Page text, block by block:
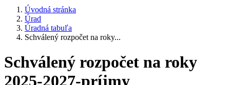
Úvodná stránka
Úrad
Úradná tabuľa
Schválený rozpočet na roky...
Schválený rozpočet na roky
2025-2027-príjmy